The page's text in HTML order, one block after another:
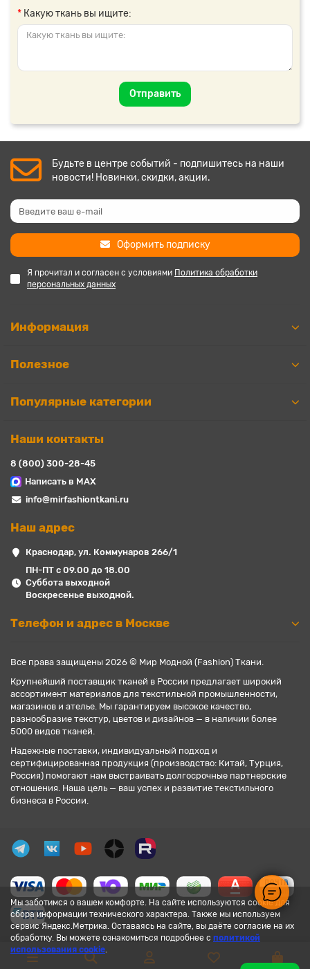
Какую ткань вы ищите:
Отправить
Мы заботимся о вашем комфорте. На сайте используются cookie для
сбора информации технического характера. Также мы используем
сервис Яндекс.Метрика. Оставаясь на сайте, вы даёте согласие на их
обработку. Вы можете ознакомиться подробнее с политикой
использования cookie.
Будьте в центре событий - подпишитесь на наши
новости! Новинки, скидки, акции.
Оформить подписку
Я прочитал и согласен с условиями Политика обработки
персональных данных
Информация
Полезное
Популярные категории
Наши контакты
8 (800) 300-28-45
Написать в MAX
info@mirfashiontkani.ru
Наш адрес
Краснодар, ул. Коммунаров 266/1
ПН-ПТ с 09.00 до 18.00
Суббота выходной
Воскресенье выходной.
Телефон и адрес в Москве
Все права защищены 2026 © Мир Модной (Fashion) Ткани.
Крупнейший поставщик тканей в России предлагает широкий
ассортимент материалов для текстильной промышленности,
магазинов и ателье. Мы гарантируем высокое качество,
разнообразие текстур, цветов и дизайнов — в наличии более
5000 видов тканей.
Надежные поставки, индивидуальный подход и
сертифицированная продукция (производство: Китай, Турция,
Россия) помогают нам выстраивать долгосрочные партнерские
отношения. Наша цель — ваш успех и развитие текстильного
бизнеса в России.